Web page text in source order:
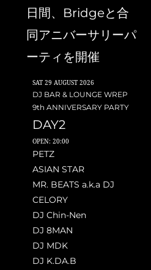
日間、Bridgeと合
同アニバーサリーパ
ーティを開催
SAT 29 AUGUST 2026
DJ BAR & LOUNGE WREP
9th ANNIVERSARY PARTY
DAY2
OPEN: 20:00
PETZ
ASIAN STAR
MR. BEATS a.k.a DJ
CELORY
DJ Chin-Nen
DJ 8MAN
DJ MDK
DJ K.DA.B